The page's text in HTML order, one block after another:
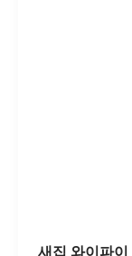
새집 와이파